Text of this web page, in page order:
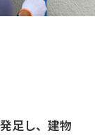
足し、建物